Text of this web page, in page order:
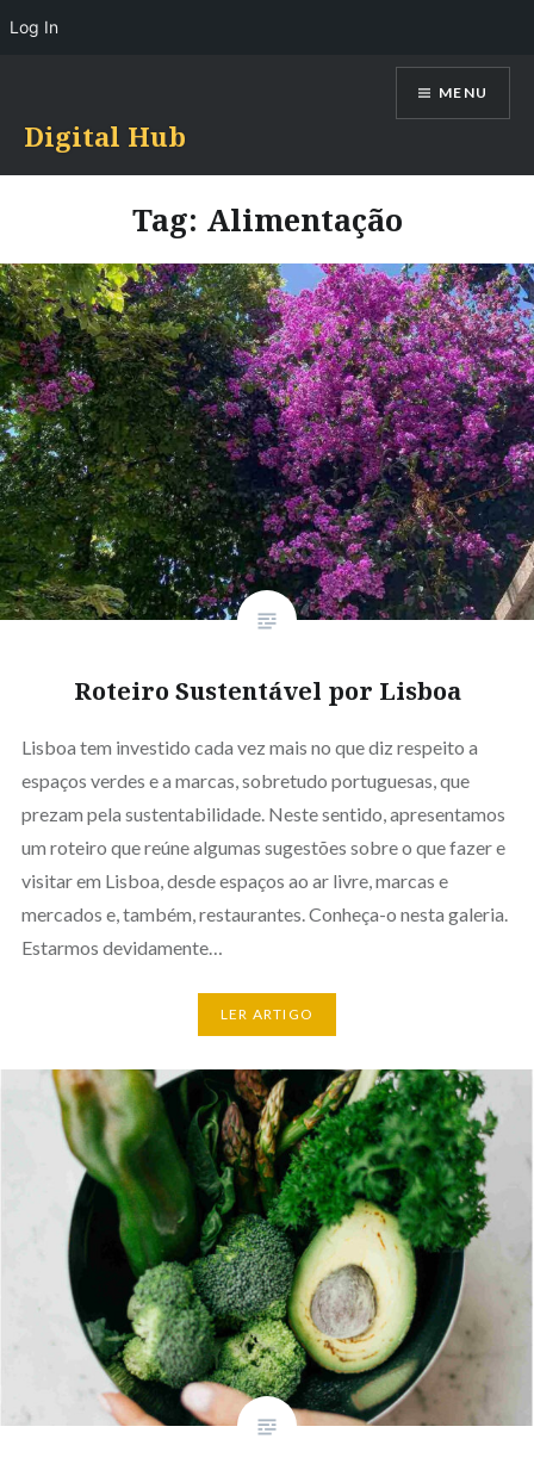
content
Digital Hub
MENU
Tag: Alimentação
Roteiro Sustentável por Lisboa
Lisboa tem investido cada vez mais no que diz respeito a
espaços verdes e a marcas, sobretudo portuguesas, que
prezam pela sustentabilidade. Neste sentido, apresentamos
um roteiro que reúne algumas sugestões sobre o que fazer e
visitar em Lisboa, desde espaços ao ar livre, marcas e
mercados e, também, restaurantes. Conheça-o nesta galeria.
Estarmos devidamente…
LER ARTIGO
Log In